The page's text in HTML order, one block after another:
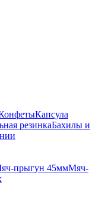
Капсула
резинкаБахилы и
прыгун 45ммМяч-